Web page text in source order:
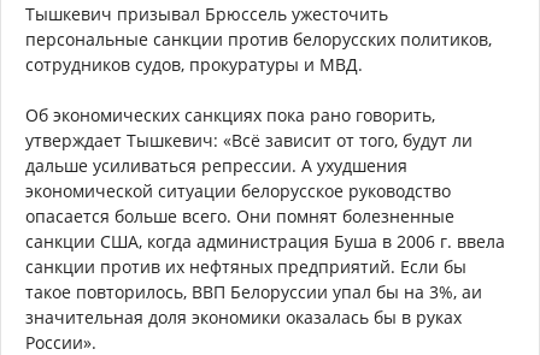
Тышкевич призывал Брюссель ужесточить
персональные санкции против белорусских политиков,
сотрудников судов, прокуратуры и МВД.
Об экономических санкциях пока рано говорить,
утверждает Тышкевич: «Всё зависит от того, будут ли
дальше усиливаться репрессии. А ухудшения
экономической ситуации белорусское руководство
опасается больше всего. Они помнят болезненные
санкции США, когда администрация Буша в 2006 г. ввела
санкции против их нефтяных предприятий. Если бы
такое повторилось, ВВП Белоруссии упал бы на 3%, аи
значительная доля экономики оказалась бы в руках
России».